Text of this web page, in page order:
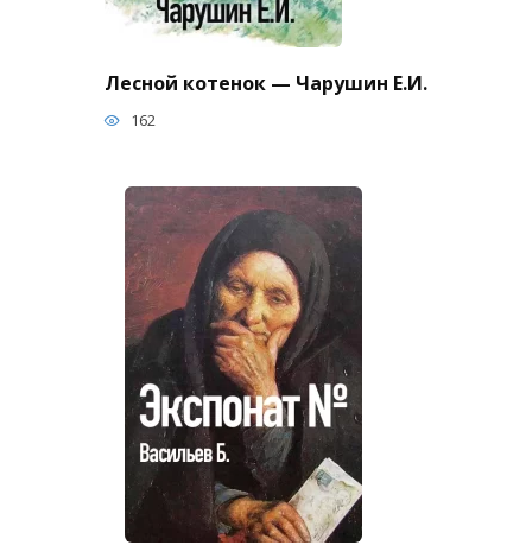
Лесной котенок — Чарушин Е.И.
162